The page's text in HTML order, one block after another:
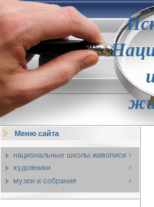
Меню сайта
национальные школы живописи
художники
музеи и собрания